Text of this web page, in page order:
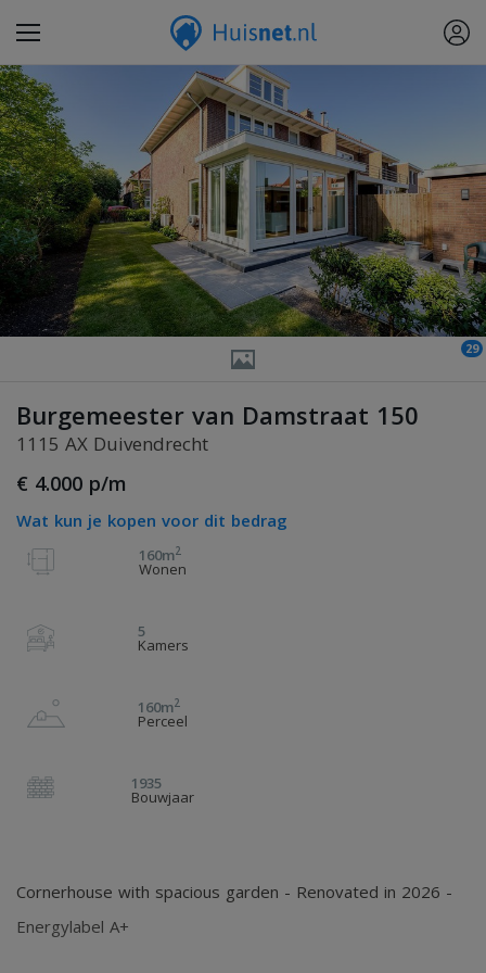
29
Burgemeester van Damstraat 150
1115 AX Duivendrecht
€ 4.000 p/m
Wat kun je kopen voor dit bedrag
160m2
Wonen
5
Kamers
160m2
Perceel
1935
Bouwjaar
Cornerhouse with spacious garden - Renovated in 2026 -
Energylabel A+